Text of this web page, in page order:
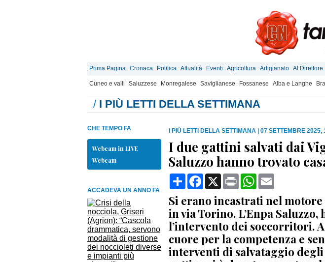
Prima Pagina Cronaca Politica Attualità Eventi Agricoltura Artigianato Al Direttore
Cuneo e valli Saluzzese Monregalese Saviglianese Fossanese Alba e Langhe
/ I PIÙ LETTI DELLA SETTIMANA
CHE TEMPO FA
Webcam in LIVE
Webcam
ACCADEVA UN ANNO FA
I PIÙ LETTI DELLA SETTIMANA 07 SETTEMBRE 2025,
I due gattini salvati dai
Saluzzo hanno trovato
CondividiFacebook
X Print WhatsApp
Si erano incastrati nel
in via Torino. L’Enpa Saluzzo,
l’intervento dei soccorritori.
cuore per la competenza e
interventi di salvataggio